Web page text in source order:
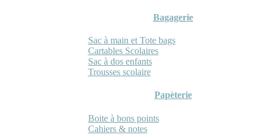
Bagagerie
Sac à main et Tote bags
Cartables Scolaires
Sac à dos enfants
Trousses scolaire
Papèterie
Boite à bons points
Cahiers & notes